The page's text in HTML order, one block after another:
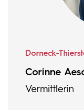
Dorneck-
Corinne
Vermittlerin